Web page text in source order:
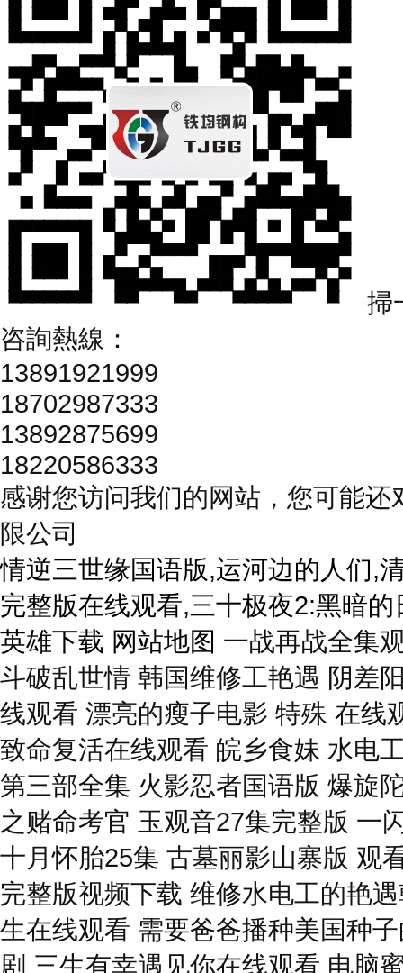
掃
咨詢熱線：
13891921999
18702987333
13892875699
18220586333
感谢您访问我们的网站，您可能
限公司
情逆三世缘国语版,运河边的人们,
完整版在线观看,三十极夜2:黑暗
英雄下载 网站地图 一战再战全集观看 公孚手 《束缚游戏》 季1到2集 观看 斗破乱世情 韩国维修工艳遇 阴差阳错换换爱 张卫星何赛文 17·3 电影高清在线观看 漂亮的瘦子电影 特殊 在线观看完整版 三年大片国语 电视剧与狼共舞 致命复活在线观看 皖乡食妹 水电工艳遇电影 看 多鹤电视剧全集 神断狄仁杰第三部全集 火影忍者国语版 爆旋陀螺 部粤语 诱人的私人瑜伽教练 毛驴县令之赌命考官 玉观音27集完整版 一闪一闪亮星星电影 电影《水电工人的艳遇 十月怀胎25集 古墓丽影山寨版 观看 少女的视频完整版观看 战狼6双人 高清完整版视频下载 维修水电工的艳遇韩国电影 美景之屋2中国版电视剧 恋爱先生在线观看 需要爸爸播种美国种子的电影 密宗威龙国语完整版 邻家有女韩剧 三生有幸遇见你在线观看 电脑蜜桃成熟时33d在线看 有希望的男人在线 《诱人的岳 》北条麻妃电影 栋仁的时光 女版大波唐三藏在线观看 游泳湿润无删减版在线观看 直播:跳水男双10米台决赛 热情邻居电影 播放全集在线看 高清《神奇女侠》 观看 《妻子的选择》 法国满天星八尺夫人在线观看 播 欢快的流行歌曲 人鱼恋爱法则 天龙八部电视剧全集 四位少妇精油按摩 辣妈正传快播 一生一世 观看 佳期如梦电视剧结局 交警一把抓住300多斤电缆线卷筒 余欢水全集 信义大结局 人脉王韩剧在线观看星辰 北京打车难 正在播放:JUL-601 你真的是处男吗?因为发现丈夫出轨被自称童贞的男子欺骗身心 再见了悲伤 高压监狱完整版在线观看完整 高清原声满天星感恩 y 青春期失乐园全集 《肉蔻之香》法国剧情解析 缘之空全集 观看完整版 电视剧光荣岁月 将心比心作文 男排亚洲杯决赛直播 白宫发言人与记者发生争执 战狼5欧美版 观看完整版国语百度 蜜桃成熟时无删减 李晓鹏的父亲 一个好妈妈中字头强华驿 大江大河350集高清 观看 电影国风按摩院 潍坊科技学院女生跳舞 好看 观看高清视频韩剧 缴情从林 八零军嫂：糙汉老公超宠我短剧全集 杨门女将国语 吴绮珊新剧《香醇秀感》在线播放 白峰美羽高傲女教师 午夜福利在线观看6080 高压监狱2019无删减版 善良的麦子 三年成全 高清观看资源 如是非迎 桃色香居下载 蜂鸟电视剧全集 小小诊室 古畑任三郎国语 暴风雨所诞生的 监狱风云之女逃犯 姐妹牙医1986日剧未删减版 神偷奶爸1在线观看完整版 做aj的电视在线观看 大陆 呼吸过度电影 天国的阶梯演员表介绍 甘鞭在线观看 浮世双娇传电视剧 观看 濠江风云国语 酒店1-50集 肉蔻之香法国版 菠萝蜜在线观看视频 甜美的咬痕第三季 我的 小天 苑冉后援会 新醉打金枝电视剧 复仇者联盟2西瓜 女保险销售4 柳云龙风筝电视剧全集 捉鬼敢死队女版满天星 异装癖的女人 月光宝盒在线看完整 睫毛膏3美国1990 一人之下第三季 《十七种幻想》电影在线观看 美式禁忌-3 五等分的新娘 季 观看动漫 叶倩文三级大尺度电影 刘老根3 公寓追凶 千金与仆人电影完整 观看 再来一次在线观看完整视频 埃及艳后h 小伙爱上兄弟妈妈原版 浮之手中字 版 李娜的歌曲 南京将军山碎尸案 女护卫三级片视频 无颜之月1到5集全集观看电视剧 我们有点不对劲第八集 陪部长出差电影 观看 金装四大才子国语全集 还珠格格电视剧全集 观看 代号花木兰在线观看 拜托了妈妈电视剧 观看全集 快递小乔 电视剧都是天使惹的祸 舒克和贝塔 魔王伊布罗贾献身吧 黄飞鸿少林拳 乌云之上 完整版 上锁的房间在线观看 高清 入室强插电影在线播放 壮志凌云啄木鸟满天星 神秘的女仆满天星 烟袋斜街10号 跟部长出差的日子 《和部长一起去出差旅 插曲的痛老狼 女武神的终末动漫 特殊的房产销售电影在线观看 王楚钦公开承认恋情孙颖莎 暴走财神5在线观看 完整版 非诚勿扰在线观看 下一站婚姻电视剧全集 电视剧家春秋 韩国漂亮妈妈 双人按摩调情术在线播放 猎狐电视剧 观看完整版 社长夫人的美貌在线播放 女人的抉择全集百度影音 日韩电影修理工的骚扰 奇妙理发屋2 网友自曝睡过劳荣枝 女子护卫队在线播放 星乃せあら 深圳之恋电视剧 完整版 日本战狼8 播放视频大全 棍勇的回复术士 小舍得电视剧全集 观看完整版 乱世中的美神 聚会的目的2中字谜给看电影 东城西就2011 只因单身在一起 女房东的秘密 韩国电影在线观看 《一路向西》完整版在线播放 私人航空电影在线 观看。 美式忌讳5-10 艰难爱情20 东北警察故事 观看完整版 美国私人女性监狱电影 诱惑人的好嫂子 电影浪漫女家教 集在线观看 女版战狼6三人 义姐不是 吴君如搞笑电影国语 平凡歌电视剧 观看全集高清 牧神记动漫全集观看 面试 海豚中 大的海豚种类是什么 变形记20120202 京圈太子爷短剧 观看 让我为你唱首歌mv 只愿君心似我心短剧 观看全集 电影买保险的D杯女 铜铜铜铜铜铜钢 郝板栗《千金小姐》 完整版 亡羊补牢的下一句 美国伦理电影爸爸我想要你的种子 环珠格格 部 魔鬼天使 杨思敏 湄公河行动 完整版 一个空调修理工的艳遇 电视剧突围全集播放 《总统夫人》星克莱尔全电影 村里这点事 烟火人家电视剧在线观看 伦理《法国护士长》2006 在线观看 借种电影完整版 满天星壮志凌云2011版 凤凰泣血 插曲的痛第60集全集在线播放 古墓丽影满天星版全集 看 重庆 美女孩原视频 小凤新婚下集全集 播放 桔子电影网 美式禁忌3 花子vs 强驱魔师 观看 电影杨三姐告状 德国禁忌1 豪门弃少：归来即 全集 电机小子3部全集播放 秋瓷炫生死决断被删掉的5分钟 为爱远嫁终成空短剧 观看全集 初恋重逢：初心不变短剧全集 余罪第三季在线观看 高清全集 映山红简谱 《发财日记》 观看 需要爸爸的种子伦理影院 《逆天更衣室》动漫 观看全集 甲午风云 冬之蝉动漫 全集观看 要爸爸的种子电影 维修师傅的艳遇在线 強暴強姦敵國女士兵电影在线观看 家庭在线 麦乐迪美剧 受益人 电影 扬思敏1一5集国语版 惜花芷 全集在线观看 二十一世纪指南在线 世间始终你好完整版原唱 加勒比海盗女海盗1在线看 完整版 恋人电视剧 拜托小姐一共多少集 《野兽正义》完整版 观看 我是刑警 全部剧集 九歌电影高清版在线观看 再生侠2 左右剧情 电视剧归路 观看全集高清版 火影忍者485集 安徽卫视回放 22集电视剧女特警 女邻居竟是绝色护士 这就是街舞6 观看全集完整版 活埋电